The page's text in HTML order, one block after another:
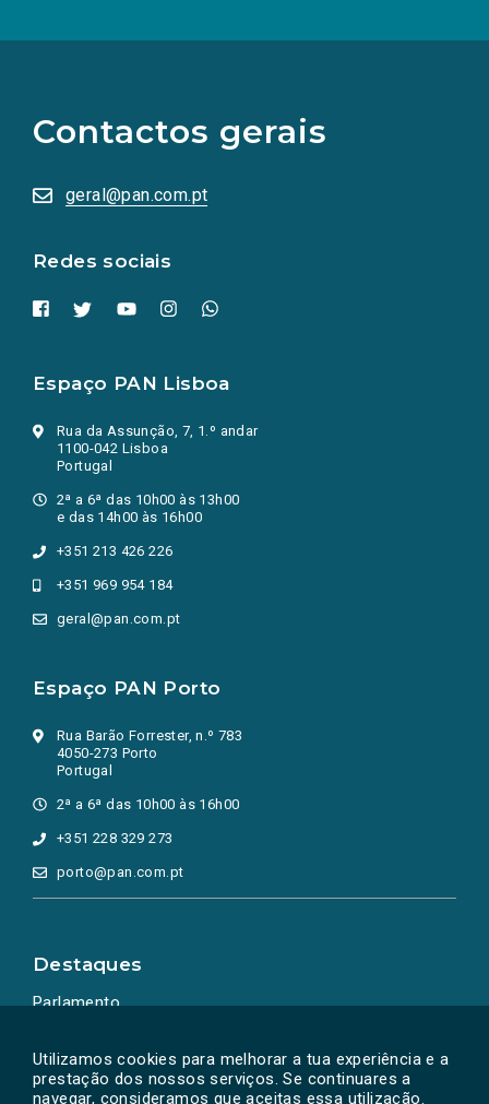
Utilizamos cookies para melhorar a tua experiência e a
prestação dos nossos serviços. Se continuares a
navegar, consideramos que aceitas essa utilização.
Contactos gerais
geral@pan.com.pt
Redes sociais
redes
sociais
numa
nova
Espaço PAN Lisboa
Rua da Assunção, 7, 1.º andar
1100-042 Lisboa
Portugal
2ª a 6ª das 10h00 às 13h00
e das 14h00 às 16h00
+351 213 426 226
+351 969 954 184
geral@pan.com.pt
Espaço PAN Porto
Rua Barão Forrester, n.º 783
4050-273 Porto
Portugal
2ª a 6ª das 10h00 às 16h00
+351 228 329 273
porto@pan.com.pt
Destaques
Parlamento